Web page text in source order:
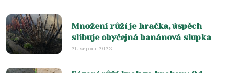
Množení růží je hračka, úspěch
slibuje obyčejná banánová slupka
21. srpna 2023